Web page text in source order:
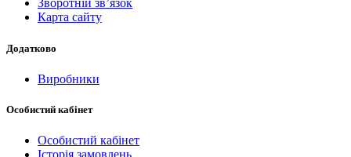
Зворотній зв’язок
Карта сайту
Додатково
Виробники
Особистий кабінет
Особистий кабінет
Історія замовлень